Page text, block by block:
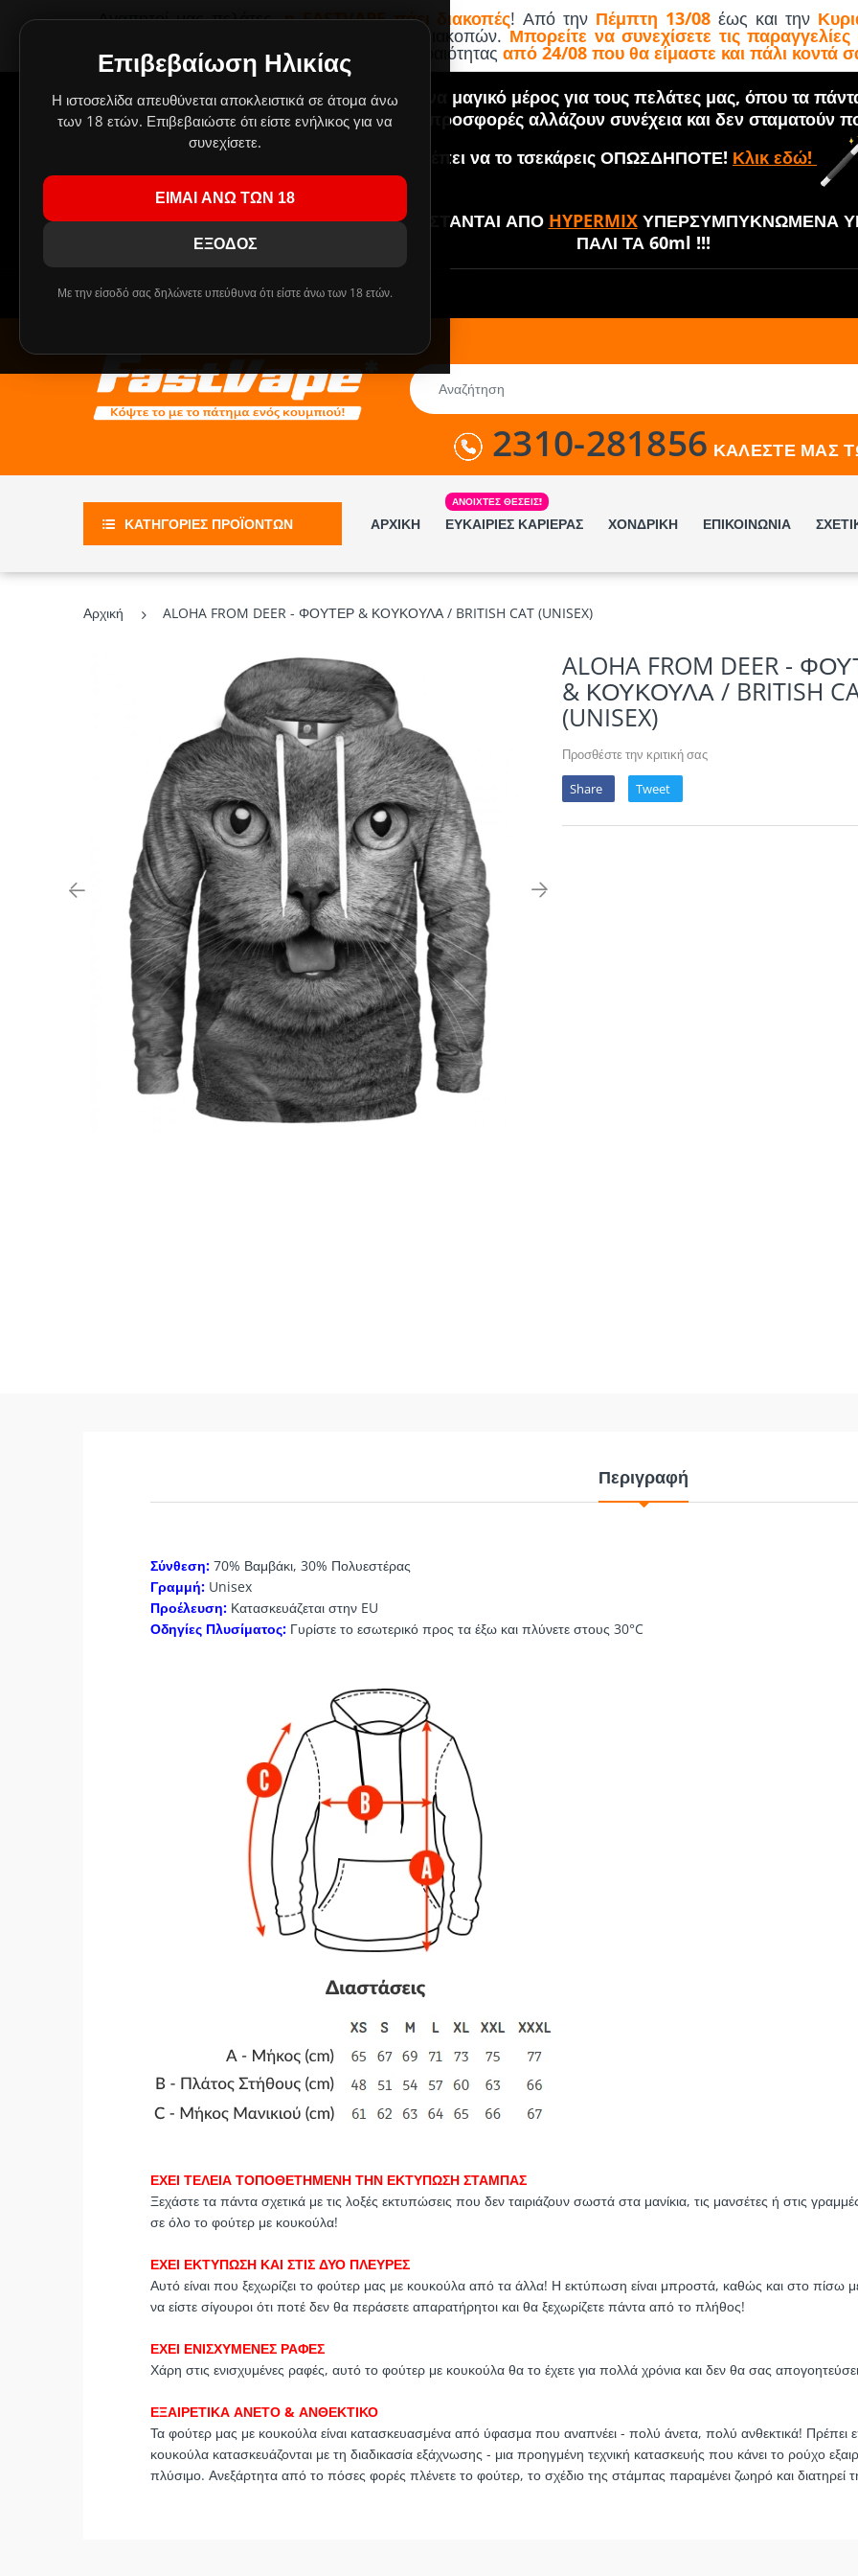
Επιβεβαίωση Ηλικίας
Η ιστοσελίδα απευθύνεται αποκλειστικά σε άτομα άνω
των 18 ετών. Επιβεβαιώστε ότι είστε ενήλικος για να
συνεχίσετε.
ΕΙΜΑΙ ΑΝΩ ΤΩΝ 18
ΕΞΟΔΟΣ
Με την είσοδό σας δηλώνετε υπεύθυνα ότι είστε άνω των 18 ετών.
Αγαπητοί μας πελάτες,η FASTVAPE πάει διακοπές! Από την Πέμπτη 13/08 έως και την
παραμείνουν κλειστά λόγω καλοκαιρινών διακοπών.Μπορείτε να συνεχίσετε τις
οποίες θα εκτελεστούν με σειρά προτεραιότητας από 24/08 που θα είμαστε και πάλι κοντά
Δημιουργήσαμε ένα μαγικό μέρος για τους πελάτες μας, όπου τα
Οι προσφορές αλλάζουν συνέχεια και δεν σταματούν
Πρέπει να το τσεκάρεις ΟΠΩΣΔΗΠΟΤΕ! Κλικ εδώ!
!!! ΤΑ MIX SHAKE AND VAPE 30/60ml ΑΝΤΙΚΑΘΙΣΤΑΝΤΑΙ ΑΠΟ HYPERMIXΥΠΕΡΣΥΜΠΥΚΝΩΜΕΝΑ
ΠΑΛΙ ΤΑ 60ml !!!
2310-281856 ΚΑΛΕΣΤΕ ΜΑΣ
ΚΑΤΗΓΟΡΙΕΣ ΠΡΟΪΟΝΤΩΝ ΑΡΧΙΚΗ ΕΥΚΑΙΡΙΕΣ ΚΑΡΙΕΡΑΣ ΧΟΝΔΡΙΚΗ ΕΠΙΚΟΙΝΩΝΙΑ
Αρχική ALOHA FROM DEER - ΦΟΥΤΕΡ & ΚΟΥΚΟΥΛΑ / BRITISH CAT (UNISEX)
ALOHA FROM DEER -
& ΚΟΥΚΟΥΛΑ / BRITISH
(UNISEX)
Προσθέστε την κριτική σας
Share
Tweet
ΕΚΠΤΩΣΗ
Περιγραφή
Σύνθεση: 70% Βαμβάκι, 30% Πολυεστέρας
Γραμμή: Unisex
Προέλευση: Κατασκευάζεται στην EU
Οδηγίες Πλυσίματος: Γυρίστε το εσωτερικό προς τα έξω και πλύνετε στους 30°C
ΕΧΕΙ ΤΕΛΕΙΑ ΤΟΠΟΘΕΤΗΜΕΝΗ ΤΗΝ ΕΚΤΥΠΩΣΗ ΣΤΑΜΠΑΣ
Ξεχάστε τα πάντα σχετικά με τις λοξές εκτυπώσεις που δεν ταιριάζουν σωστά στα μανίκια, τις μανσέτες ή στις
σε όλο το φούτερ με κουκούλα!
ΕΧΕΙ ΕΚΤΥΠΩΣΗ ΚΑΙ ΣΤΙΣ ΔΥΟ ΠΛΕΥΡΕΣ
Αυτό είναι που ξεχωρίζει το φούτερ μας με κουκούλα από τα άλλα! Η εκτύπωση είναι μπροστά, καθώς και στο πίσω
να είστε σίγουροι ότι ποτέ δεν θα περάσετε απαρατήρητοι και θα ξεχωρίζετε πάντα από το πλήθος!
ΕΧΕΙ ΕΝΙΣΧΥΜΕΝΕΣ ΡΑΦΕΣ
Χάρη στις ενισχυμένες ραφές, αυτό το φούτερ με κουκούλα θα το έχετε για πολλά χρόνια και δεν θα σας
ΕΞΑΙΡΕΤΙΚΑ ΑΝΕΤΟ & ΑΝΘΕΚΤΙΚΟ
Τα φούτερ μας με κουκούλα είναι κατασκευασμένα από ύφασμα που αναπνέει - πολύ άνετα, πολύ ανθεκτικά! Πρέπει
κουκούλα κατασκευάζονται με τη διαδικασία εξάχνωσης - μια προηγμένη τεχνική κατασκευής που κάνει το ρούχο
πλύσιμο. Ανεξάρτητα από το πόσες φορές πλένετε το φούτερ, το σχέδιο της στάμπας παραμένει ζωηρό και διατηρεί